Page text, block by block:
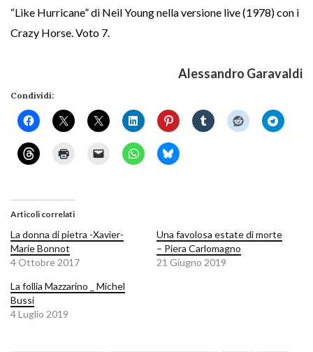
“Like Hurricane” di Neil Young nella versione live (1978) con i
Crazy Horse. Voto 7.
Alessandro Garavaldi
Condividi:
Articoli correlati
La donna di pietra -Xavier-
Marie Bonnot
4 Ottobre 2017
Una favolosa estate di morte
– Piera Carlomagno
21 Giugno 2019
La follia Mazzarino _ Michel
Bussi
4 Luglio 2019